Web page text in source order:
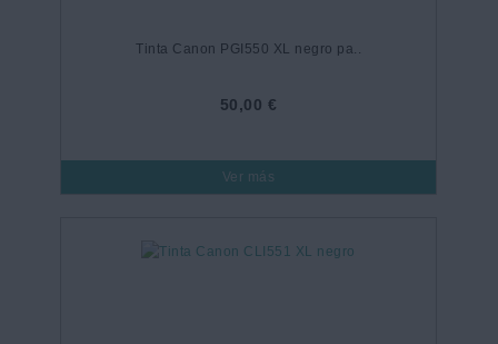
Tinta Canon PGI550 XL negro pa..
50,00 €
Ver más